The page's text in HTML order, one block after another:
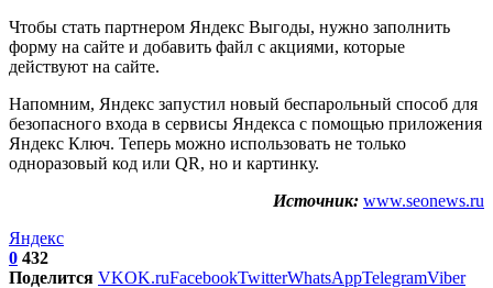
Чтобы стать партнером Яндекс Выгоды, нужно заполнить
форму на сайте и добавить файл с акциями, которые
действуют на сайте.
Напомним, Яндекс запустил новый беспарольный способ для
безопасного входа в сервисы Яндекса с помощью приложения
Яндекс Ключ. Теперь можно использовать не только
одноразовый код или QR, но и картинку.
Источник: www.seonews.ru
Яндекс
0 432
Поделится VKOK.ruFacebookTwitterWhatsAppTelegramViber